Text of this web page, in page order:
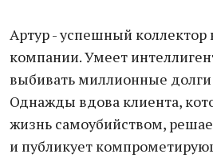
Артур - успешный
компании. Умеет
выбивать миллионные долги
Однажды вдова клиента,
жизнь самоубийством,
и публикует